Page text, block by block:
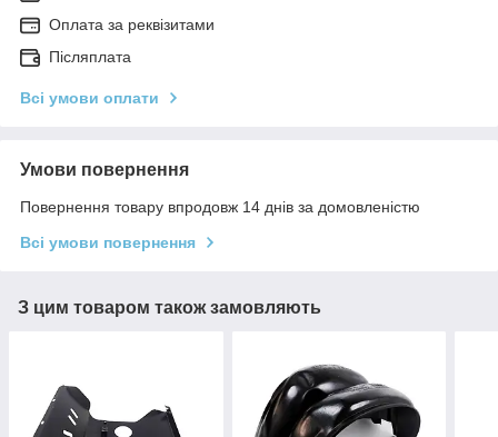
Оплата за реквізитами
Післяплата
Всі умови оплати
Умови повернення
Повернення товару впродовж 14 днів за домовленістю
Всі умови повернення
З цим товаром також замовляють